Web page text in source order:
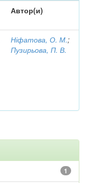
Автор(и)
Ніфатова, О. М.;
Пузирьова, П. В.
1